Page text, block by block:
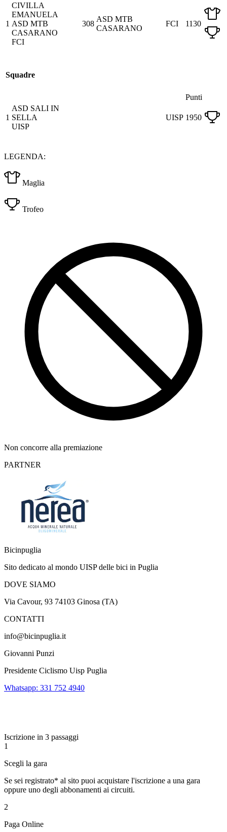
1
CIVILLA
EMANUELA
ASD MTB
CASARANO
FCI
308
ASD MTB
CASARANO
FCI 1130
Squadre
Punti
1
ASD SALI IN
SELLA
UISP
UISP 1950
LEGENDA:
Maglia
Trofeo
Non concorre alla premiazione
PARTNER
Bicinpuglia
Sito dedicato al mondo UISP delle bici in Puglia
DOVE SIAMO
Via Cavour, 93 74103 Ginosa (TA)
CONTATTI
info@bicinpuglia.it
Giovanni Punzi
Presidente Ciclismo Uisp Puglia
Whatsapp: 331 752 4940
Iscrizione in 3 passaggi
1
Scegli la gara
Se sei registrato* al sito puoi acquistare l'iscrizione a una gara
oppure uno degli abbonamenti ai circuiti.
2
Paga Online